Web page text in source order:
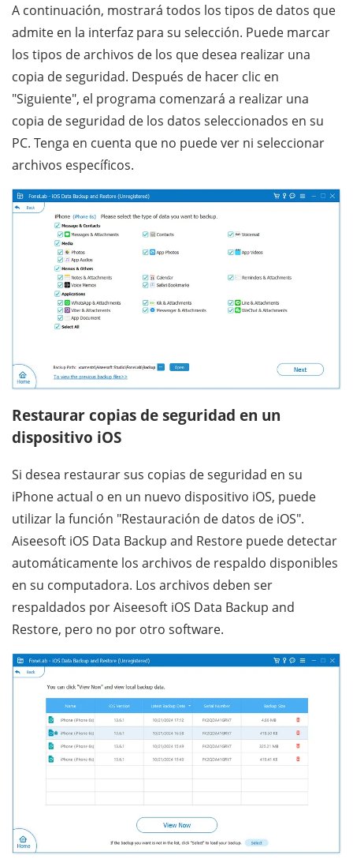
A continuación, mostrará todos los tipos de datos que
admite en la interfaz para su selección. Puede marcar
los tipos de archivos de los que desea realizar una
copia de seguridad. Después de hacer clic en
"Siguiente", el programa comenzará a realizar una
copia de seguridad de los datos seleccionados en su
PC. Tenga en cuenta que no puede ver ni seleccionar
archivos específicos.
Restaurar copias de seguridad en un
dispositivo iOS
Si desea restaurar sus copias de seguridad en su
iPhone actual o en un nuevo dispositivo iOS, puede
utilizar la función "Restauración de datos de iOS".
Aiseesoft iOS Data Backup and Restore puede detectar
automáticamente los archivos de respaldo disponibles
en su computadora. Los archivos deben ser
respaldados por Aiseesoft iOS Data Backup and
Restore, pero no por otro software.